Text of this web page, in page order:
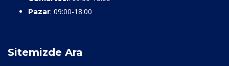
Pazar: 09:00-18:00
Sitemizde Ara